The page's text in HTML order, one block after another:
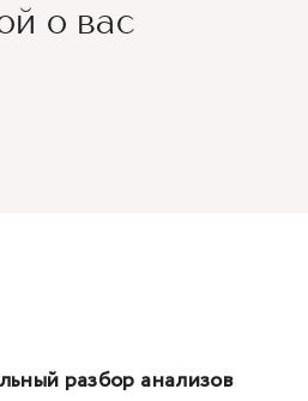
о вас
разбор анализов